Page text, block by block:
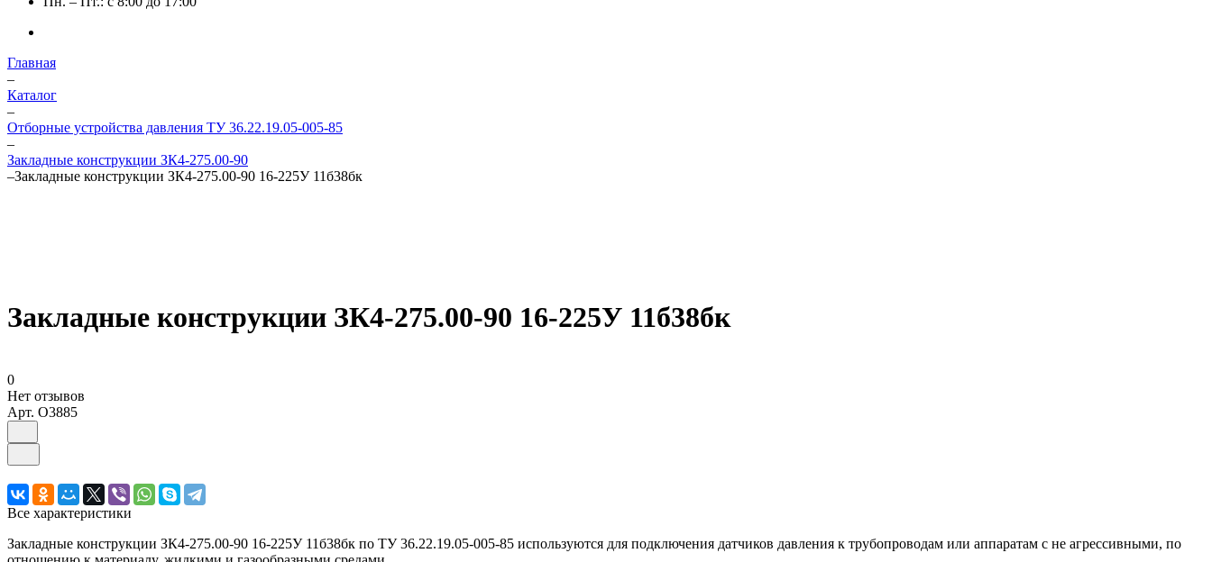
Главная
–
Каталог
–
Отборные устройства давления ТУ 36.22.19.05-005-85
–
Закладные конструкции ЗК4-275.00-90
–Закладные конструкции ЗК4-275.00-90 16-225У 11б38бк
Закладные конструкции ЗК4-275.00-90 16-225У 11б38бк
0
Нет отзывов
Арт. O3885
Все характеристики
Закладные конструкции ЗК4-275.00-90 16-225У 11б38бк по ТУ 36.22.19.05-005-85 используются для подключения датчиков давления к трубопроводам или аппаратам с не агрессивными, по